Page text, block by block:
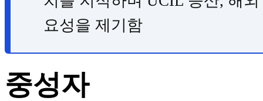
요성을 제기함
중성자